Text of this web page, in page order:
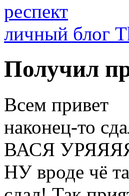
респект
личный блог
Получил
Всем привет
наконец-то
ВАСЯ
НУ вроде чё